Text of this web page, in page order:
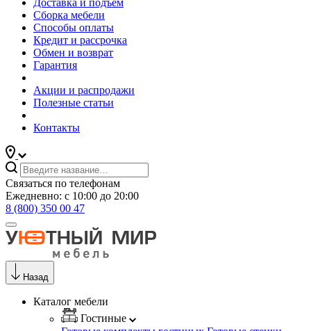
Доставка и подъем
Сборка мебели
Способы оплаты
Кредит и рассрочка
Обмен и возврат
Гарантия
Акции и распродажи
Полезные статьи
Контакты
Связаться по телефонам
Ежедневно: с 10:00 до 20:00
8 (800) 350 00 47
Назад
Каталог мебели
Гостиные